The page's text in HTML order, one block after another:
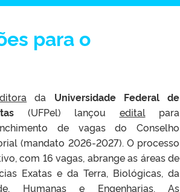
para o
da Universidade Federal de
(UFPel) lançou editalpara
de vagas do Conselho
(mandato 2026-2027). O processo
com 16 vagas, abrange as áreas de
Exatas e da Terra, Biológicas, da
Humanas e Engenharias. As